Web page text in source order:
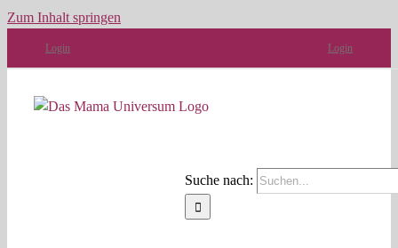
Zum Inhalt springen
Login Login
Suche nach: